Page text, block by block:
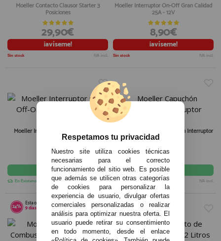
Moeller Contacto Clausor Starter 3
Posiciones
29,90€
¡avíseme!
Sin stock IVA incl.
Moeller Interruptor On-Off Gran Calidad
25A - 12V
8,90€
¡avíseme!
Sin stock IVA incl.
Moeller Interruptor On-Off-On Gran
Calidad 35A
9,99€
comprar
En Existencias IVA incl.
Moeller Capuchón Protección Interruptor
4,50€
comprar
En Existencias IVA incl.
24% Esta oferta finaliza en:
9días m:39s 40% Quedan 2unidades
Esta oferta finaliza en:
13días17h:18m: 38s
Respetamos tu privacidad
Nuestro site utiliza cookies técnicas
necesarias para el correcto
funcionamiento del sitio web. Es posible
que además se utilicen otras categorías
de cookies para personalizar la
experiencia de usuario, divulgar ofertas
comerciales personalizadas o realizar
análisis para optimizar nuestra oferta. El
usuario puede retirar su consentimiento
en todo momento, desde el enlace